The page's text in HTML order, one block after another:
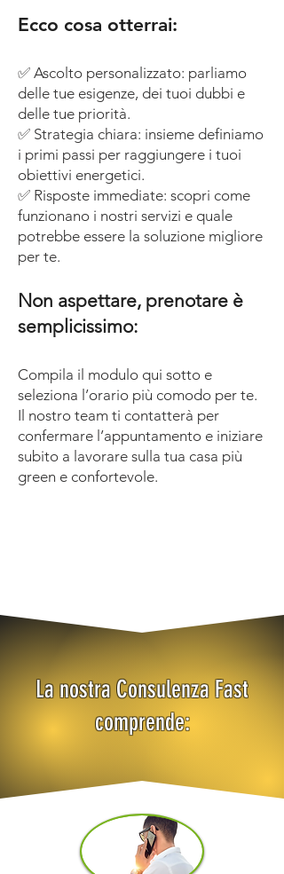
Ecco cosa otterrai:
✅ Ascolto personalizzato: parliamo
delle tue esigenze, dei tuoi dubbi e
delle tue priorità.
✅ Strategia chiara: insieme definiamo
i primi passi per raggiungere i tuoi
obiettivi energetici.
✅ Risposte immediate: scopri come
funzionano i nostri servizi e quale
potrebbe essere la soluzione migliore
per te.
Non aspettare, prenotare è
semplicissimo:
Compila il modulo qui sotto e
seleziona l’orario più comodo per te.
Il nostro team ti contatterà per
confermare l’appuntamento e iniziare
subito a lavorare sulla tua casa più
green e confortevole.
La nostra Consulenza Fast
comprende: